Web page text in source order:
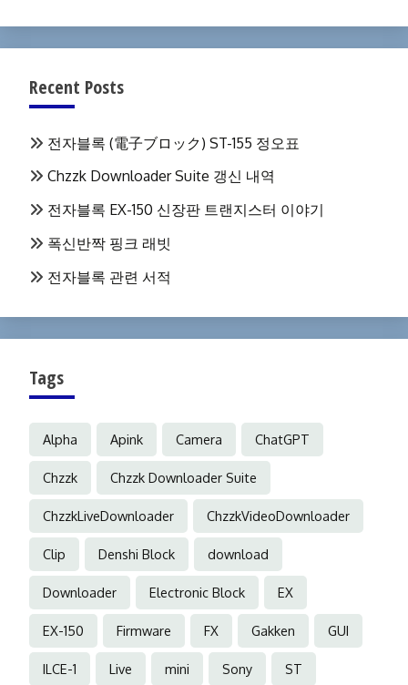
Recent Posts
전자블록 (電子ブロック) ST-155 정오표
Chzzk Downloader Suite 갱신 내역
전자블록 EX-150 신장판 트랜지스터 이야기
폭신반짝 핑크 래빗
전자블록 관련 서적
Tags
Alpha Apink Camera ChatGPT
Chzzk Chzzk Downloader Suite
ChzzkLiveDownloader ChzzkVideoDownloader
Clip Denshi Block download
Downloader Electronic Block EX
EX-150 Firmware FX Gakken GUI
ILCE-1 Live mini Sony ST